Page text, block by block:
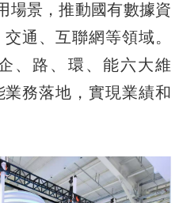
場景，推動國有數據資
通、互聯網等領域。
、路、環、能六大維
務落地，實現業績和